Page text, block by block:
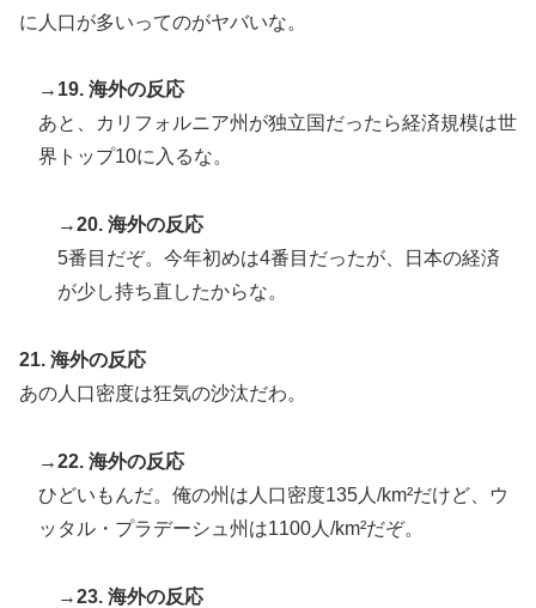
に人口が多いってのがヤバいな。
→19. 海外の反応
あと、カリフォルニア州が独立国だったら経済規模は世
界トップ10に入るな。
→20. 海外の反応
5番目だぞ。今年初めは4番目だったが、日本の経済
が少し持ち直したからな。
21. 海外の反応
あの人口密度は狂気の沙汰だわ。
→22. 海外の反応
ひどいもんだ。俺の州は人口密度135人/km²だけど、ウ
ッタル・プラデーシュ州は1100人/km²だぞ。
→23. 海外の反応